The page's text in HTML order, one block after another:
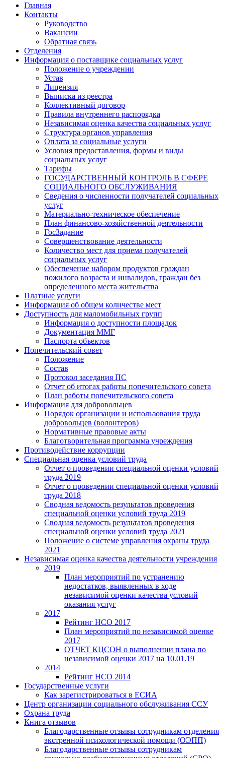
Главная
Контакты
Руководство
Вакансии
Обратная связь
Отделения
Информация о поставщике социальных услуг
Положение о учреждении
Устав
Лицензия
Выписка из реестра
Коллективный договор
Правила внутреннего распорядка
Независимая оценка качества социальных услуг
Структура органов управления
Оплата за социальные услуги
Условия предоставления, формы и виды
социальных услуг
Тарифы
ГОСУДАРСТВЕННЫЙ КОНТРОЛЬ В СФЕРЕ
СОЦИАЛЬНОГО ОБСЛУЖИВАНИЯ
Сведения о численности получателей социальных
услуг
Материально-техническое обеспечение
План финансово-хозяйственной деятельности
ГосЗадание
Совершенствование деятельности
Количество мест для приема получателей
социальных услуг
Обеспечение набором продуктов граждан
пожилого возраста и инвалидов, граждан без
определенного места жительства
Платные услуги
Информация об общем количестве мест
Доступность для маломобильных групп
Информация о доступности площадок
Документация ММГ
Паспорта объектов
Попечительский совет
Положение
Состав
Протокол заседания ПС
Отчет об итогах работы попечительского совета
План работы попечительского совета
Информация для добровольцев
Порядок организации и использования труда
добровольцев (волонтеров)
Нормативные правовые акты
Благотворительная программа учреждения
Противодействие коррупции
Специальная оценка условий труда
Отчет о проведении специальной оценки условий
труда 2019
Отчет о проведении специальной оценки условий
труда 2018
Сводная ведомость результатов проведения
специальной оценки условий труда 2019
Сводная ведомость результатов проведения
специальной оценки условий труда 2021
Положение о системе управления охраны труда
2021
Независимая оценка качества деятельности учреждения
2019
План мероприятий по устранению
недостатков, выявленных в ходе
независимой оценки качества условий
оказания услуг
2017
Рейтинг НСО 2017
План мероприятий по независимой оценке
2017
ОТЧЕТ КЦСОН о выполнении плана по
независимой оценки 2017 на 10.01.19
2014
Рейтинг НСО 2014
Государственные услуги
Как зарегистрироваться в ЕСИА
Центр организации социального обслуживания ССУ
Охрана труда
Книга отзывов
Благодарственные отзывы сотрудникам отделения
экстренной психологической помощи (ОЭПП)
Благодарственные отзывы сотрудникам